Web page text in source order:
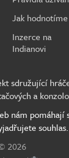
Jak hodnotíme
Inzerce na
Indianovi
sdružující
a
nám pomáhají
souhlas.
2026